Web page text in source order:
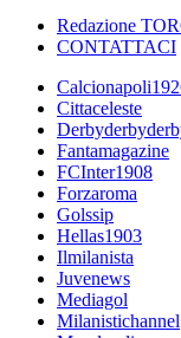
Redazione
CONTATTACI
Cittaceleste
Fantamagazine
FCInter1908
Forzaroma
Golssip
Hellas1903
Ilmilanista
Juvenews
Mediagol
Milanistichannel